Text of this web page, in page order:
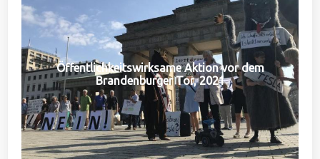
Öffentlichkeitswirksame Aktion vor dem
Brandenburger Tor, 2021